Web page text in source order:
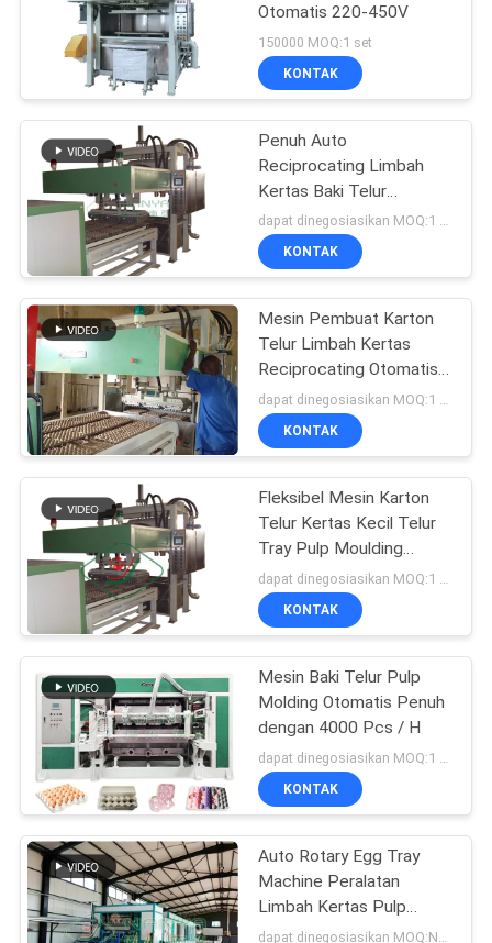
KONTROL
KUALITAS
HUBUNGI
KAMI
BERITA
SITEMAP
PRIVACY
POLICY
Telur baki mesin
Mesin pembuatan
kemasan
16
Mesin Pembuat
Peralatan Makan
63
Mesin Karton Telur
51
50
Otomatis 220-450V
150000 MOQ:1 set
KONTAK
Penuh Auto
Reciprocating Limbah
Kertas Baki Telur
Membuat Mesin Vacuum
Suction Forming
dapat dinegosiasikan MOQ:1 Set
KONTAK
Mesin Pembuat Karton
Telur Limbah Kertas
Reciprocating Otomatis
untuk Jalur Produksi
Paket Elektronik
dapat dinegosiasikan MOQ:1 Set
KONTAK
Fleksibel Mesin Karton
Telur Kertas Kecil Telur
Tray Pulp Moulding
Peralatan
KONTAK
Mesin Baki Telur Pulp
Molding Otomatis Penuh
dengan 4000 Pcs / H
KONTAK
Auto Rotary Egg Tray
Machine Peralatan
Limbah Kertas Pulp
Moulding